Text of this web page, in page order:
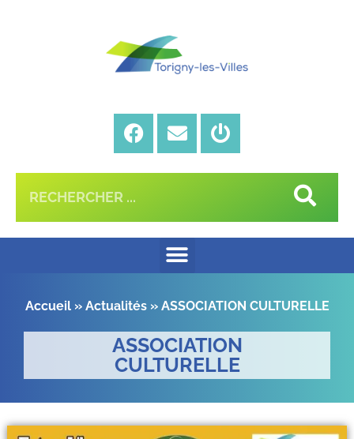
Accueil» Actualités» ASSOCIATION CULTURELLE
ASSOCIATION
CULTURELLE